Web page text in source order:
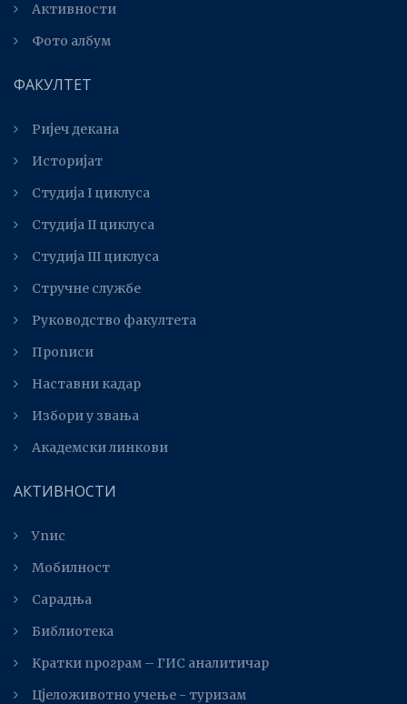
Активности
Фото албум
ФАКУЛТЕТ
Ријеч декана
Историјат
Студија I циклуса
Студија II циклуса
Студијa III циклуса
Стручне службе
Руководство факултета
Прописи
Наставни кадар
Избори у звања
Академски линкови
АКТИВНОСТИ
Упис
Мобилност
Сарадња
Библиотека
Kратки програм – ГИС аналитичар
Цјеложивотно учење - туризам